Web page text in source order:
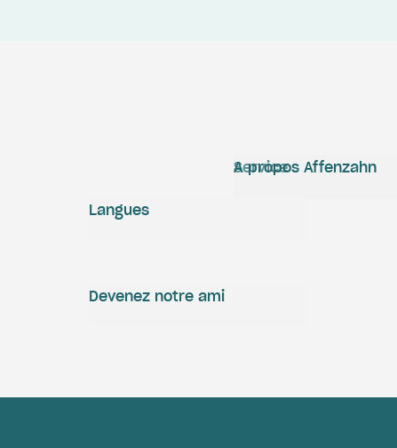
Service
A propos Affenzahn
Devenez notre ami
Langues